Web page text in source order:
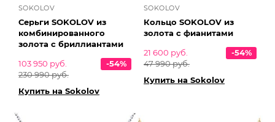
SOKOLOV
Серьги SOKOLOV из
комбинированного
золота с бриллиантами
103 950 руб.
230 990 руб.
-54%
Купить на Sokolov
SOKOLOV
Кольцо SOKOLOV из
золота с фианитами
21 600 руб.
47 990 руб.
-54%
Купить на Sokolov